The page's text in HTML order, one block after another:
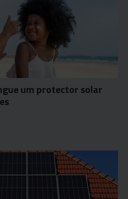
um protector solar